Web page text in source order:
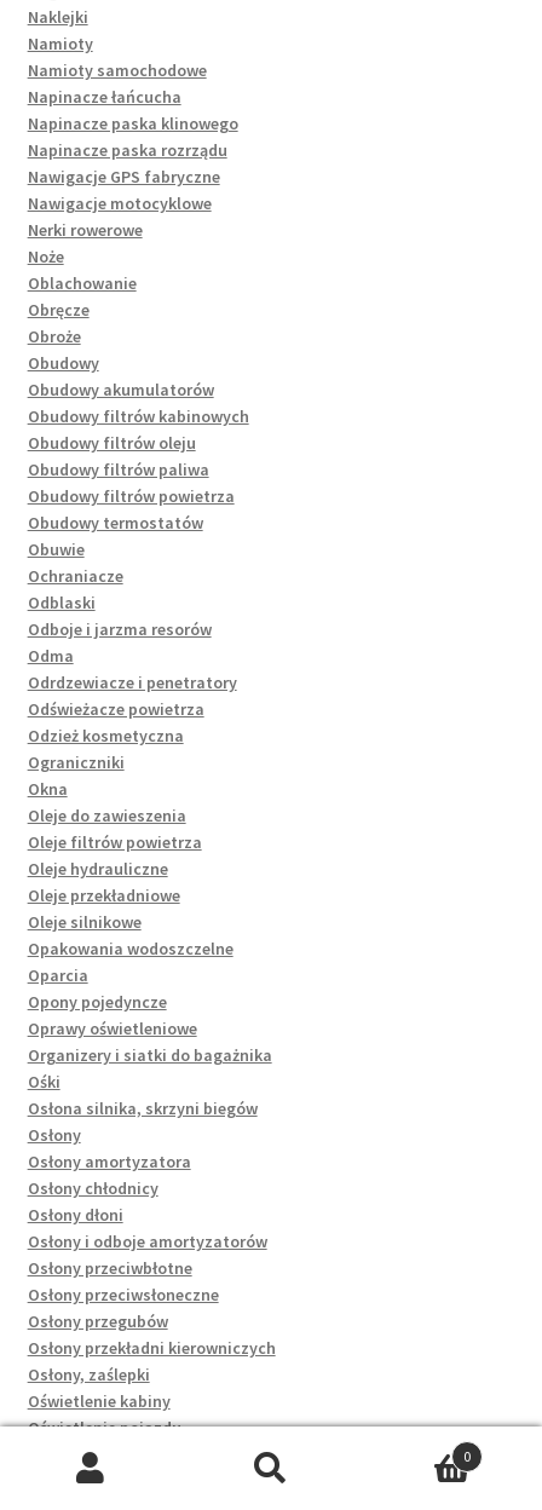
Naklejki
Namioty
Namioty samochodowe
Napinacze łańcucha
Napinacze paska klinowego
Napinacze paska rozrządu
Nawigacje GPS fabryczne
Nawigacje motocyklowe
Nerki rowerowe
Noże
Oblachowanie
Obręcze
Obroże
Obudowy
Obudowy akumulatorów
Obudowy filtrów kabinowych
Obudowy filtrów oleju
Obudowy filtrów paliwa
Obudowy filtrów powietrza
Obudowy termostatów
Obuwie
Ochraniacze
Odblaski
Odboje i jarzma resorów
Odma
Odrdzewiacze i penetratory
Odświeżacze powietrza
Odzież kosmetyczna
Ograniczniki
Okna
Oleje do zawieszenia
Oleje filtrów powietrza
Oleje hydrauliczne
Oleje przekładniowe
Oleje silnikowe
Opakowania wodoszczelne
Oparcia
Opony pojedyncze
Oprawy oświetleniowe
Organizery i siatki do bagażnika
Ośki
Osłona silnika, skrzyni biegów
Osłony
Osłony amortyzatora
Osłony chłodnicy
Osłony dłoni
Osłony i odboje amortyzatorów
Osłony przeciwbłotne
Osłony przeciwsłoneczne
Osłony przegubów
Osłony przekładni kierowniczych
Osłony, zaślepki
Oświetlenie kabiny
Oświetlenie pojazdu
Owiewki
Panele sterowania, przełączniki
0